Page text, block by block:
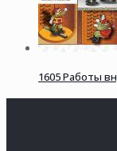
1605 Работы